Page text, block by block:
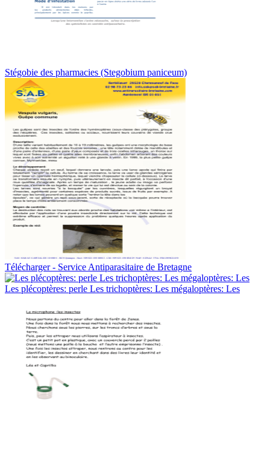
Stégobie des pharmacies (Stegobium paniceum)
Télécharger - Service Antiparasitaire de Bretagne
Les plécoptères: perle Les trichoptères: Les mégaloptères: Les